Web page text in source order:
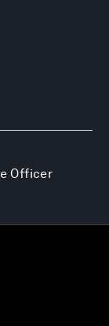
Officer